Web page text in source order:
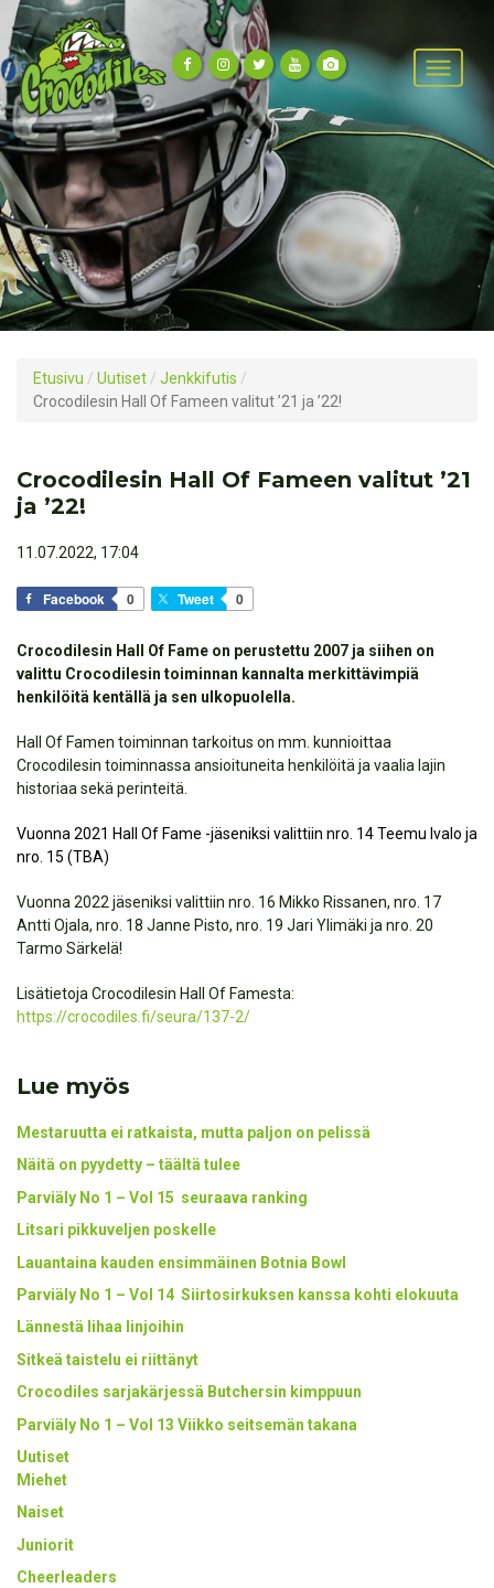
Etusivu / Uutiset / Jenkkifutis /
Crocodilesin Hall Of Fameen valitut ’21 ja ’22!
Crocodilesin Hall Of Fameen valitut ’21
ja ’22!
11.07.2022, 17:04
Facebook 0 Tweet 0
Crocodilesin Hall Of Fame on perustettu 2007 ja siihen on
valittu Crocodilesin toiminnan kannalta merkittävimpiä
henkilöitä kentällä ja sen ulkopuolella.
Hall Of Famen toiminnan tarkoitus on mm. kunnioittaa
Crocodilesin toiminnassa ansioituneita henkilöitä ja vaalia lajin
historiaa sekä perinteitä.
Vuonna 2021 Hall Of Fame -jäseniksi valittiin nro. 14 Teemu Ivalo ja
nro. 15 (TBA)
Vuonna 2022 jäseniksi valittiin nro. 16 Mikko Rissanen, nro. 17
Antti Ojala, nro. 18 Janne Pisto, nro. 19 Jari Ylimäki ja nro. 20
Tarmo Särkelä!
Lisätietoja Crocodilesin Hall Of Famesta:
https://crocodiles.fi/seura/137-2/
Lue myös
Mestaruutta ei ratkaista, mutta paljon on pelissä
Näitä on pyydetty – täältä tulee
Parviäly No 1 – Vol 15 seuraava ranking
Litsari pikkuveljen poskelle
Lauantaina kauden ensimmäinen Botnia Bowl
Parviäly No 1 – Vol 14 Siirtosirkuksen kanssa kohti elokuuta
Lännestä lihaa linjoihin
Sitkeä taistelu ei riittänyt
Crocodiles sarjakärjessä Butchersin kimppuun
Parviäly No 1 – Vol 13 Viikko seitsemän takana
Uutiset
Miehet
Naiset
Juniorit
Cheerleaders